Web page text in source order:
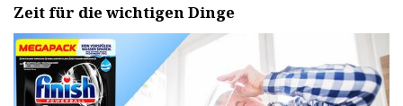
Zeit für die wichtigen Dinge